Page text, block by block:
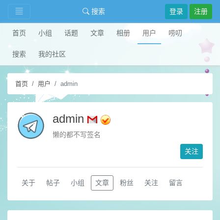
搜索 登录 注册
首页 小组 话题 文章 相册 用户 唠叨
搜索 我的社区
首页 用户 admin
admin
懒的都不写签名
关注
关于 帖子 小组 文章 粉丝 关注 留言